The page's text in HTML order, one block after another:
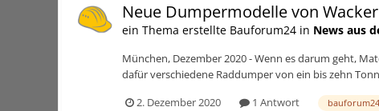
Neue Dumpermodelle von
ein Thema erstellte Bauforum24 in News aus
München, Dezember 2020 - Wenn es darum geht,
dafür verschiedene Raddumper von ein bis zehn
2. Dezember 2020
1 Antwort bauforum24